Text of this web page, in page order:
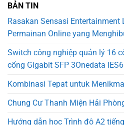
BẢN TIN
Rasakan Sensasi Entertainment
Permainan Online yang
Switch công nghiệp quản lý 16
cổng Gigabit SFP 3Onedata
Kombinasi Tepat untuk
Chung Cư Thanh Miện Hải
Hướng dẫn học Trình độ A2